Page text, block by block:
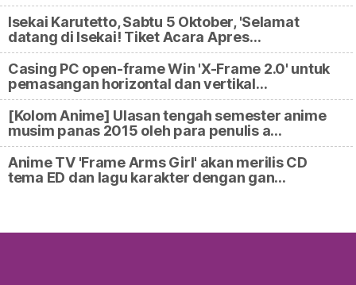
Isekai Karutetto, Sabtu 5 Oktober, 'Selamat
datang di Isekai! Tiket Acara Apres…
Casing PC open-frame Win 'X-Frame 2.0' untuk
pemasangan horizontal dan vertikal…
[Kolom Anime] Ulasan tengah semester anime
musim panas 2015 oleh para penulis a…
Anime TV 'Frame Arms Girl' akan merilis CD
tema ED dan lagu karakter dengan gan…